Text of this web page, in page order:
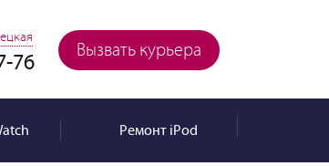
Вызвать курьера
76
РемонтiPod